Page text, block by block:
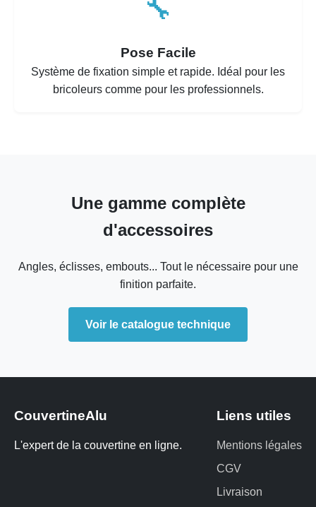
🔧
Pose Facile
Système de fixation simple et rapide. Idéal pour les
bricoleurs comme pour les professionnels.
Une gamme complète
d'accessoires
Angles, éclisses, embouts... Tout le nécessaire pour une
finition parfaite.
Voir le catalogue technique
CouvertineAlu
L'expert de la couvertine en ligne.
Liens utiles
Mentions légales
CGV
Livraison